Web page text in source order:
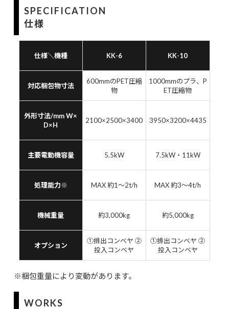
SPECIFICATION
仕様
仕様＼機種 KK-6 KK-10
対応梱包物寸法
600mmのPET圧縮
物
1000mmのプラ、P
ET圧縮物
外形寸法/mm W×
D×H
2100×2500×3400 3950×3200×4435
主要電動機容量 5.5kW 7.5kW・11kW
処理能力※ MAX 約1～2t/h MAX 約3～4t/h
機械重量 約3,000kg 約5,000kg
オプション
①排出コンベヤ ②
投入コンベヤ
①排出コンベヤ ②
投入コンベヤ
※梱包重量により変動があります。
WORKS